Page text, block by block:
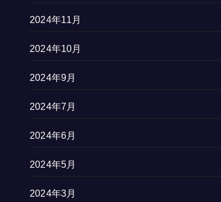
2024年11月
2024年10月
2024年9月
2024年7月
2024年6月
2024年5月
2024年3月